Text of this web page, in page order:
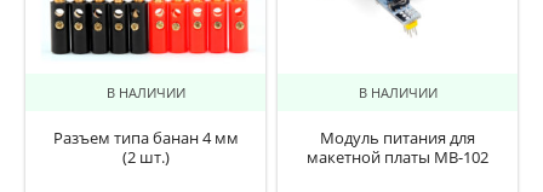
В НАЛИЧИИ
Разъем типа банан 4 мм
(2 шт.)
В НАЛИЧИИ
Модуль питания для
макетной платы MB-102